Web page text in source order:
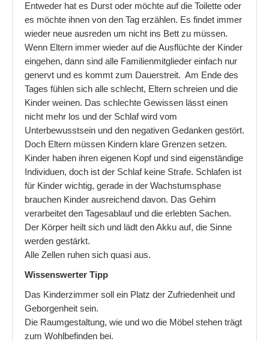
Worauf man bei einer Buchvorstellung achten sollte
Gesundheit
Immer wieder Milchstau
Nasensauger für Baby´s hilft oder nicht?
Kinder
Entwicklung der zeichnerischen Malstile von Kindern!
Kindererziehung
Mein Kind hat ständig Streit und diskutiert ohne Ende
Wenn Kinder nicht ordentlich essen
Wenn Kinder ständig am Reden sind
Wie bekomme ich mein Kind besser ins Bett
Aufbau einer Turn- und Spielstunde
Partnerschaft
Entweder hat es Durst oder möchte auf die Toilette oder
es möchte ihnen von den Tag erzählen. Es findet immer
wieder neue ausreden um nicht ins Bett zu müssen.
Wenn Eltern immer wieder auf die Ausflüchte der Kinder
eingehen, dann sind alle Familienmitglieder einfach nur
genervt und es kommt zum Dauerstreit. Am Ende des
Tages fühlen sich alle schlecht, Eltern schreien und die
Kinder weinen. Das schlechte Gewissen lässt einen
nicht mehr los und der Schlaf wird vom
Unterbewusstsein und den negativen Gedanken gestört.
Doch Eltern müssen Kindern klare Grenzen setzen.
Kinder haben ihren eigenen Kopf und sind eigenständige
Individuen, doch ist der Schlaf keine Strafe. Schlafen ist
für Kinder wichtig, gerade in der Wachstumsphase
brauchen Kinder ausreichend davon. Das Gehirn
verarbeitet den Tagesablauf und die erlebten Sachen.
Der Körper heilt sich und lädt den Akku auf, die Sinne
werden gestärkt.
Alle Zellen ruhen sich quasi aus.
Wissenswerter Tipp
Das Kinderzimmer soll ein Platz der Zufriedenheit und
Geborgenheit sein.
Die Raumgestaltung, wie und wo die Möbel stehen trägt
zum Wohlbefinden bei.